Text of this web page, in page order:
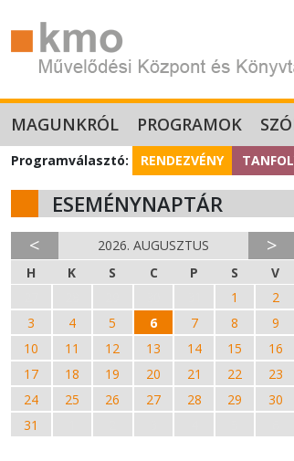
MAGUNKRÓL PROGRAMOK
Programválasztó: RENDEZVÉNY
ESEMÉNYNAPTÁR
< 2026. AUGUSZTUS >
H K S C P S
V
1
2
3
4 5 6 7 8
9
10
11 12 13 14 15
16
17
18 19 20 21 22
23
24
25 26 27 28 29
30
31